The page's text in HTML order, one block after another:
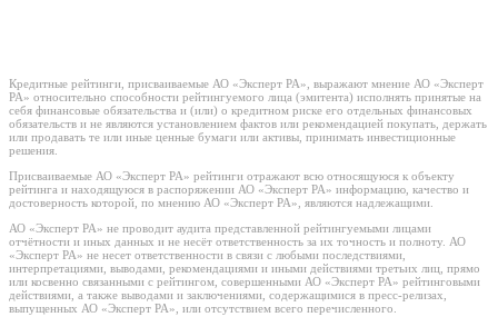
Кредитные рейтинги, присваиваемые АО «Эксперт РА», выражают мнение АО «Эксперт
РА» относительно способности рейтингуемого лица (эмитента) исполнять принятые на
себя финансовые обязательства и (или) о кредитном риске его отдельных финансовых
обязательств и не являются установлением фактов или рекомендацией покупать, держать
или продавать те или иные ценные бумаги или активы, принимать инвестиционные
решения.
Присваиваемые АО «Эксперт РА» рейтинги отражают всю относящуюся к объекту
рейтинга и находящуюся в распоряжении АО «Эксперт РА» информацию, качество и
достоверность которой, по мнению АО «Эксперт РА», являются надлежащими.
АО «Эксперт РА» не проводит аудита представленной рейтингуемыми лицами
отчётности и иных данных и не несёт ответственность за их точность и полноту. АО
«Эксперт РА» не несет ответственности в связи с любыми последствиями,
интерпретациями, выводами, рекомендациями и иными действиями третьих лиц, прямо
или косвенно связанными с рейтингом, совершенными АО «Эксперт РА» рейтинговыми
действиями, а также выводами и заключениями, содержащимися в пресс-релизах,
выпущенных АО «Эксперт РА», или отсутствием всего перечисленного.